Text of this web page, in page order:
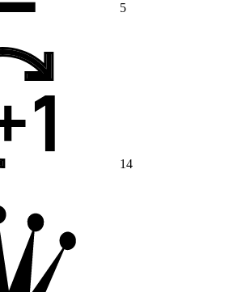
5
14